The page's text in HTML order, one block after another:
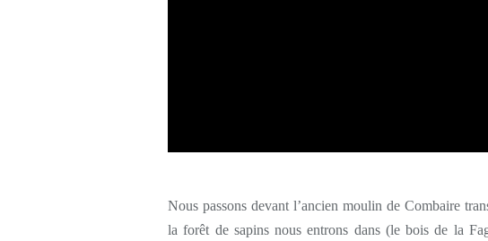
Nous passons devant l’ancien moulin de Combaire
la forêt de sapins nous entrons dans (le bois de la